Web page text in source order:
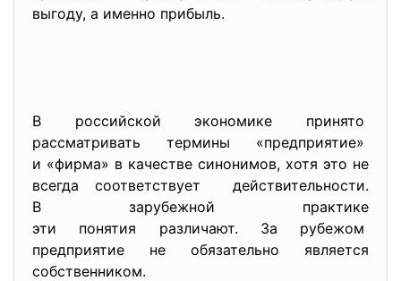
выгоду, а именно прибыль.
В российской экономике принято
рассматривать термины «предприятие»
и «фирма» в качестве синонимов, хотя это не
всегда соответствует действительности.
В зарубежной практике
эти понятия различают. За рубежом
предприятие не обязательно является
собственником.